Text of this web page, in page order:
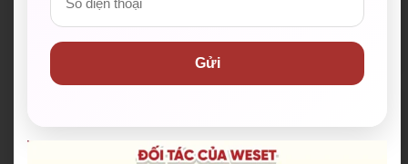
Lớp online với mô hình đặc biệt 1 Giáo viên – 3 Trợ
giảng, giáo trình giảng dạy sinh động, ứng dụng
vào thực tế.
với không khí phòng thi thật.
Gửi